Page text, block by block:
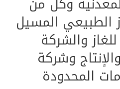
الطبيعي المسيل
والشركة
وشركة
المحدودة